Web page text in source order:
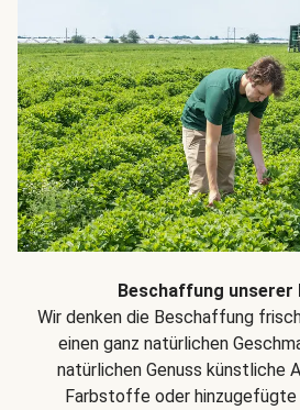
Beschaffung unserer
Wir denken die Beschaffung
einen ganz natürlichen
natürlichen Genuss künstliche
Farbstoffe oder hinzugefügte